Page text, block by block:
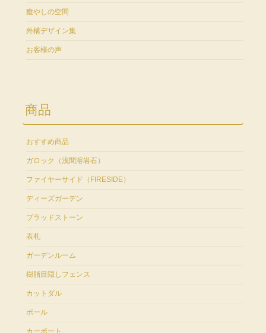
癒やしの空間
外構デザイン集
お客様の声
商品
おすすめ商品
ガロック（浅間溶岩石）
ファイヤーサイド（FIRESIDE）
ディーズガーデン
ブラッドストーン
表札
ガーデンルーム
樹脂目隠しフェンス
カットダル
ポール